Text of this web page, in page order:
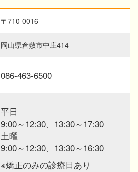
〒710-0016
岡山県倉敷市中庄414
086-463-6500
平日
9:00～12:30、13:30～17:30
土曜
9:00～12:30、13:30～16:30
※矯正のみの診療日あり